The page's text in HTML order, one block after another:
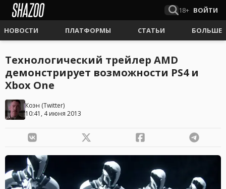
18+ ВОЙТИ
НОВОСТИ ПЛАТФОРМЫ СТАТЬИ БОЛЬШЕ
Технологический трейлер AMD
демонстрирует возможности PS4 и
Xbox One
Коэн (Twitter)
10:41, 4 июня 2013